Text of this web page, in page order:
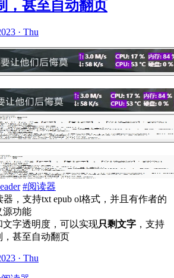
，甚至自动翻页
· Thu
#阅读器
，支持txt epub ol格式，并且有作者的
源功能
字透明度，可以实现只剩文字 ，支持
，甚至自动翻页
· Thu